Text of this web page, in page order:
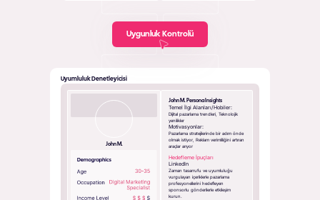
Uygunluk Kontrolü
Uyumluluk Denetleyicisi
John M.
John M. Persona Insights
Temel İlgi Alanları/Hobiler:
Dijital pazarlama trendleri, Teknolojik
yenilikler
Motivasyonlar:
Pazarlama stratejilerinde bir adım önde
olmak istiyor, Reklam verimliliğini artıran
araçlar arıyor
Hedefleme İpuçları
LinkedIn
Zaman tasarrufu ve uyumluluğu
vurgulayan içeriklerle pazarlama
profesyonellerini hedefleyen
sponsorlu gönderilerle etkileşim
kurun.